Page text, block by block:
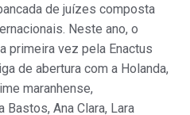
de juízes composta
Neste ano, o
primeira vez pela Enactus
de abertura com a Holanda,
maranhense,
Ana Clara, Lara